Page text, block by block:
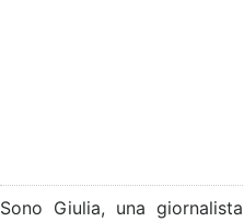
Sono Giulia, una